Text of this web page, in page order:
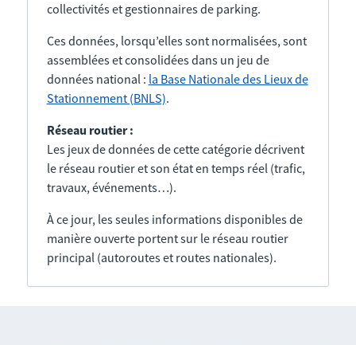
collectivités et gestionnaires de parking.
Ces données, lorsqu’elles sont normalisées, sont
assemblées et consolidées dans un jeu de
données national : la Base Nationale des Lieux de
Stationnement (BNLS).
Réseau routier :
Les jeux de données de cette catégorie décrivent
le réseau routier et son état en temps réel (trafic,
travaux, événements…).
À ce jour, les seules informations disponibles de
manière ouverte portent sur le réseau routier
principal (autoroutes et routes nationales).